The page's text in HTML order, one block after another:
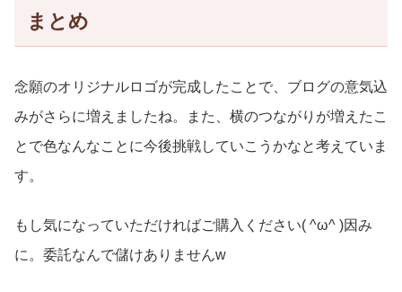
まとめ
念願のオリジナルロゴが完成したことで、ブログの意気込
みがさらに増えましたね。また、横のつながりが増えたこ
とで色なんなことに今後挑戦していこうかなと考えていま
す。
もし気になっていただければご購入ください( ^ω^ )因み
に。委託なんで儲けありませんw